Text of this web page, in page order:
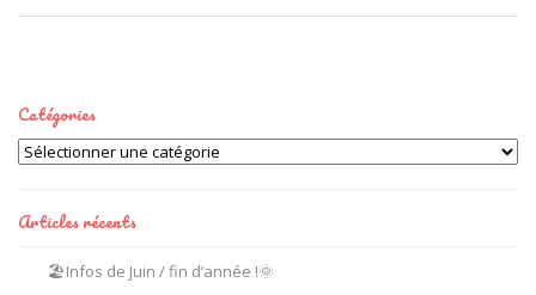
Catégories
Catégories
Articles récents
🏖️Infos de Juin / fin d’année !🌞